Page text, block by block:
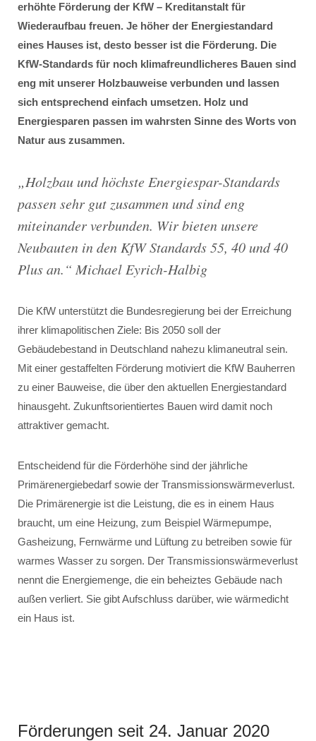
erhöhte Förderung der KfW – Kreditanstalt für
Wiederaufbau freuen. Je höher der Energiestandard
eines Hauses ist, desto besser ist die Förderung. Die
KfW-Standards für noch klimafreundlicheres Bauen sind
eng mit unserer Holzbauweise verbunden und lassen
sich entsprechend einfach umsetzen. Holz und
Energiesparen passen im wahrsten Sinne des Worts von
Natur aus zusammen.
„Holzbau und höchste Energiespar-Standards
passen sehr gut zusammen und sind eng
miteinander verbunden. Wir bieten unsere
Neubauten in den KfW Standards 55, 40 und 40
Plus an.“ Michael Eyrich-Halbig
Die KfW unterstützt die Bundesregierung bei der Erreichung
ihrer klimapolitischen Ziele: Bis 2050 soll der
Gebäudebestand in Deutschland nahezu klimaneutral sein.
Mit einer gestaffelten Förderung motiviert die KfW Bauherren
zu einer Bauweise, die über den aktuellen Energiestandard
hinausgeht. Zukunftsorientiertes Bauen wird damit noch
attraktiver gemacht.
Entscheidend für die Förderhöhe sind der jährliche
Primärenergiebedarf sowie der Transmissionswärmeverlust.
Die Primärenergie ist die Leistung, die es in einem Haus
braucht, um eine Heizung, zum Beispiel Wärmepumpe,
Gasheizung, Fernwärme und Lüftung zu betreiben sowie für
warmes Wasser zu sorgen. Der Transmissionswärmeverlust
nennt die Energiemenge, die ein beheiztes Gebäude nach
außen verliert. Sie gibt Aufschluss darüber, wie wärmedicht
ein Haus ist.
Förderungen seit 24. Januar 2020